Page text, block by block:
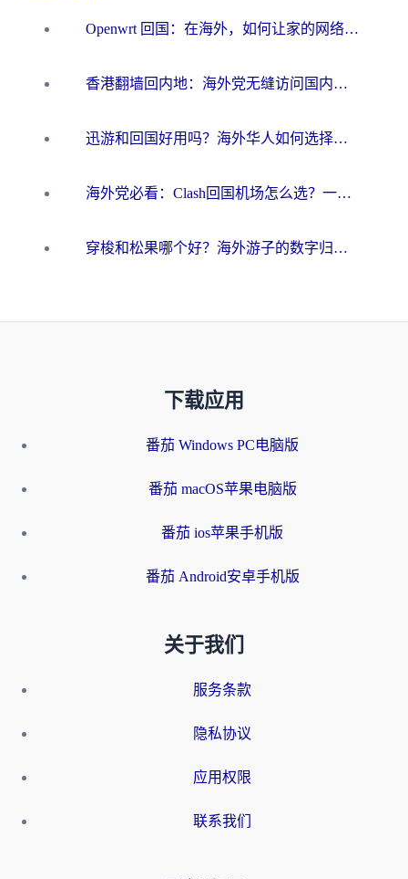
Openwrt 回国：在海外，如何让家的网络触手可及
香港翻墙回内地：海外党无缝访问国内资源的加速器选择全攻略
迅游和回国好用吗？海外华人如何选择靠谱的回国加速器
海外党必看：Clash回国机场怎么选？一篇搞定无缝访问国内资源的全攻略
穿梭和松果哪个好？海外游子的数字归乡路，到底该怎么选
下载应用
番茄 Windows PC电脑版
番茄 macOS苹果电脑版
番茄 ios苹果手机版
番茄 Android安卓手机版
关于我们
服务条款
隐私协议
应用权限
联系我们